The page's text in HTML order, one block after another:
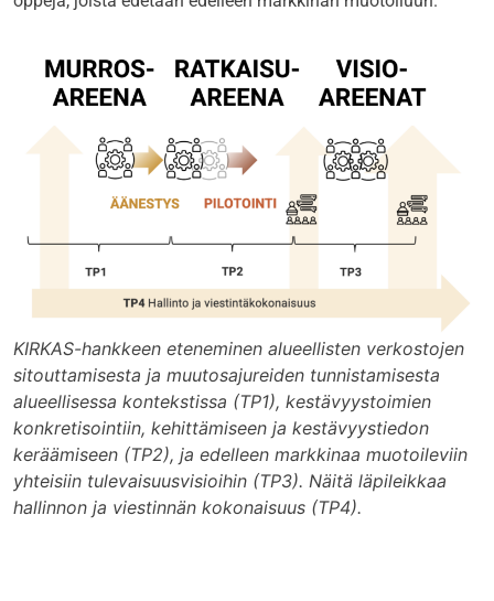
KIRKAS-hankkeen eteneminen alueellisten verkostojen
sitouttamisesta ja muutosajureiden tunnistamisesta
alueellisessa kontekstissa (TP1), kestävyystoimien
konkretisointiin, kehittämiseen ja kestävyystiedon
keräämiseen (TP2), ja edelleen markkinaa muotoileviin
yhteisiin tulevaisuusvisioihin (TP3). Näitä läpileikkaa
hallinnon ja viestinnän kokonaisuus (TP4).